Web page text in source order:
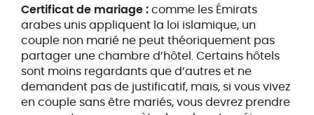
Certificat de mariage :comme les Émirats
arabes unis appliquent la loi islamique, un
couple non marié ne peut théoriquement pas
partager une chambre d’hôtel. Certains hôtels
sont moins regardants que d’autres et ne
demandent pas de justificatif, mais, si vous vivez
en couple sans être mariés, vous devrez prendre